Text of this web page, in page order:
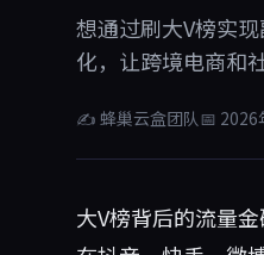
想通过刷大V榜实
化，让跨境电商和
✍ 蜂巢云盒团队📅 2026
大V榜背后的流量